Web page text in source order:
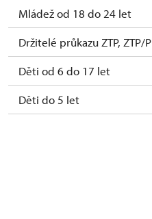
Mládež od 18 do 24 let
Držitelé průkazu ZTP, ZTP/P
Děti od 6 do 17 let
Děti do 5 let